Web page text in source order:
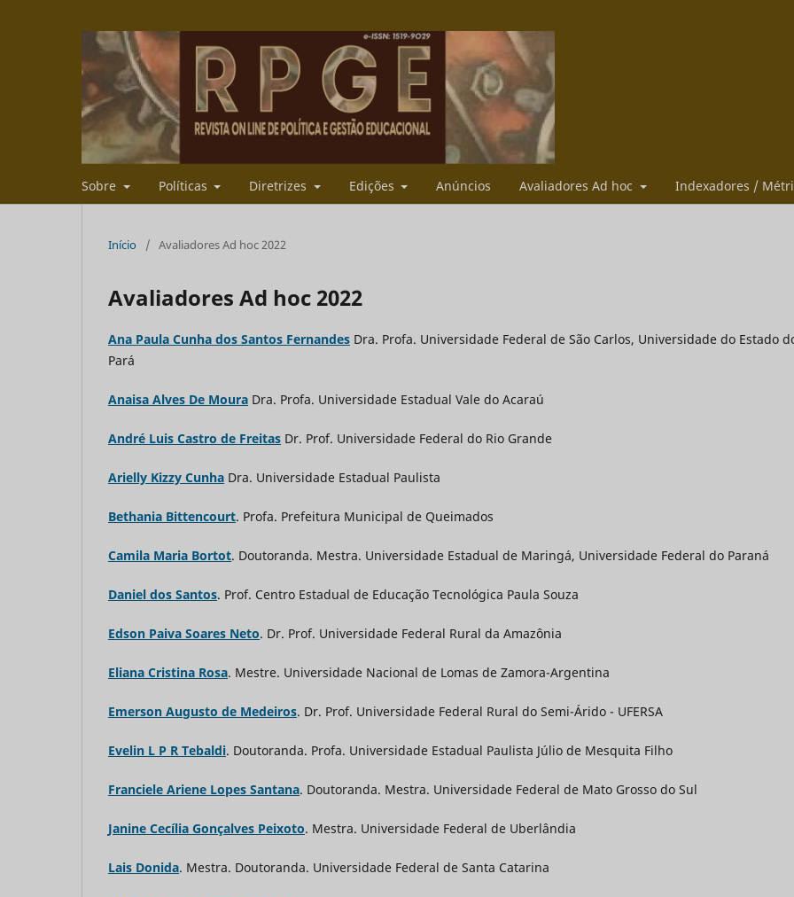
Sobre Políticas Diretrizes Edições Anúncios Avaliadores Ad hoc Indexadores /
Início / Avaliadores Ad hoc 2022
Avaliadores Ad hoc 2022
Ana Paula Cunha dos Santos Fernandes Dra. Profa. Universidade Federal de São Carlos, Universidade do Estado
Pará
Anaisa Alves De Moura Dra. Profa. Universidade Estadual Vale do Acaraú
André Luis Castro de Freitas Dr. Prof. Universidade Federal do Rio Grande
Arielly Kizzy Cunha Dra. Universidade Estadual Paulista
Bethania Bittencourt. Profa. Prefeitura Municipal de Queimados
Camila Maria Bortot. Doutoranda. Mestra. Universidade Estadual de Maringá, Universidade Federal do Paraná
Daniel dos Santos. Prof. Centro Estadual de Educação Tecnológica Paula Souza
Edson Paiva Soares Neto. Dr. Prof. Universidade Federal Rural da Amazônia
Eliana Cristina Rosa. Mestre. Universidade Nacional de Lomas de Zamora-Argentina
Emerson Augusto de Medeiros. Dr. Prof. Universidade Federal Rural do Semi-Árido - UFERSA
Evelin L P R Tebaldi. Doutoranda. Profa. Universidade Estadual Paulista Júlio de Mesquita Filho
Franciele Ariene Lopes Santana. Doutoranda. Mestra. Universidade Federal de Mato Grosso do Sul
Janine Cecília Gonçalves Peixoto. Mestra. Universidade Federal de Uberlândia
Lais Donida. Mestra. Doutoranda. Universidade Federal de Santa Catarina